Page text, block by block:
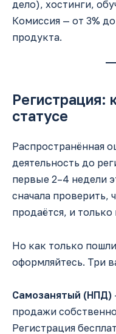
дело), хостинги,
Комиссия — от 3%
продукта.
Регистрация:
статусе
Распространённая
деятельность до
первые 2–4 недели
сначала проверить,
продаётся, и
Но как только
оформляйтесь. Три
Самозанятый (НПД)
продажи
Регистрация